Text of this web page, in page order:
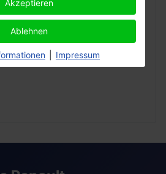
2026
2025
Akzeptieren
Ablehnen
Impressum